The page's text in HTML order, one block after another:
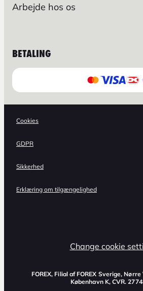
Arbejde hos os
BETALING
Cookies
GDPR
Sikkerhed
Erklæring om tilgængelighed
Change cookie
FOREX, Filial af FOREX Sverige,
København K, CVR.